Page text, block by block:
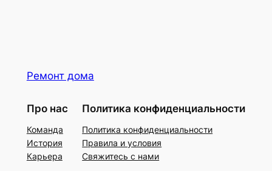
Ремонт дома
Про нас
Команда
История
Карьера
Политика конфиденциальности
Политика конфиденциальности
Правила и условия
Свяжитесь с нами